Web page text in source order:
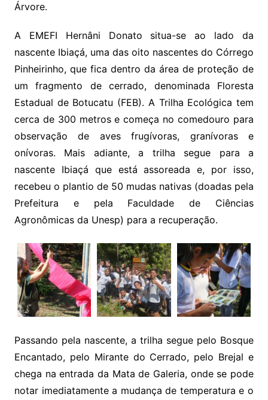
Árvore.
A EMEFI Hernâni Donato situa-se ao lado da
nascente Ibiaçá, uma das oito nascentes do Córrego
Pinheirinho, que fica dentro da área de proteção de
um fragmento de cerrado, denominada Floresta
Estadual de Botucatu (FEB). A Trilha Ecológica tem
cerca de 300 metros e começa no comedouro para
observação de aves frugívoras, granívoras e
onívoras. Mais adiante, a trilha segue para a
nascente Ibiaçá que está assoreada e, por isso,
recebeu o plantio de 50 mudas nativas (doadas pela
Prefeitura e pela Faculdade de Ciências
Agronômicas da Unesp) para a recuperação.
Passando pela nascente, a trilha segue pelo Bosque
Encantado, pelo Mirante do Cerrado, pelo Brejal e
chega na entrada da Mata de Galeria, onde se pode
notar imediatamente a mudança de temperatura e o